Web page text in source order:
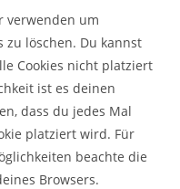
verwenden um
zu löschen. Du kannst
Cookies nicht platziert
ist es deinen
dass du jedes Mal
platziert wird. Für
beachte die
Browsers.